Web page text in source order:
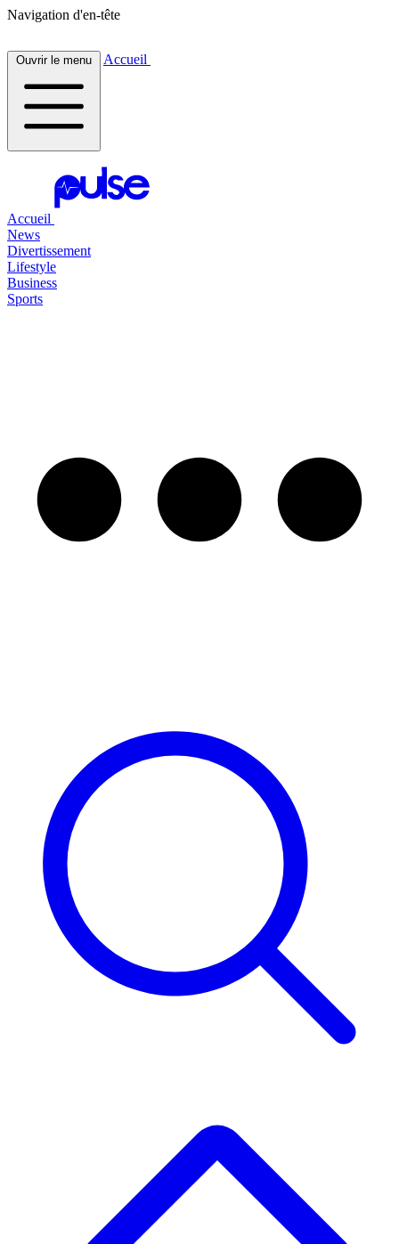
Navigation d'en-tête
Ouvrir le menu Accueil
Accueil
News
Divertissement
Lifestyle
Business
Sports